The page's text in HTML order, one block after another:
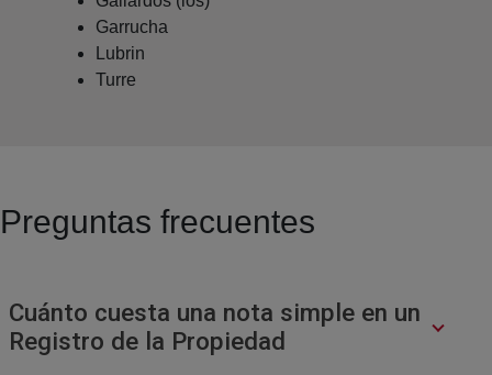
Garrucha
Lubrin
Turre
Preguntas frecuentes
Cuánto cuesta una nota simple en un
Registro de la Propiedad